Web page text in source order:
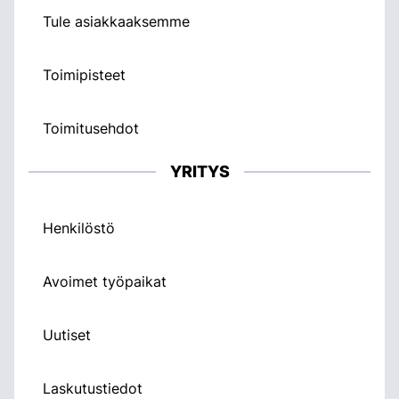
Tule asiakkaaksemme
Toimipisteet
Toimitusehdot
YRITYS
Henkilöstö
Avoimet työpaikat
Uutiset
Laskutustiedot